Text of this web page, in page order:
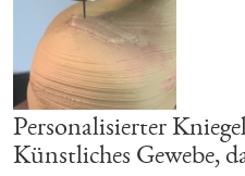
Personalisierter
Künstliches Gewebe,